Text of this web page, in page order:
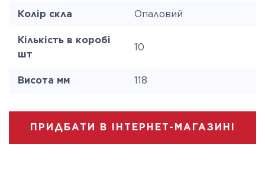
Колір скла Опаловий
Кількість в коробі
шт
10
Висота мм 118
ПРИДБАТИ В ІНТЕРНЕТ-МАГАЗИНІ